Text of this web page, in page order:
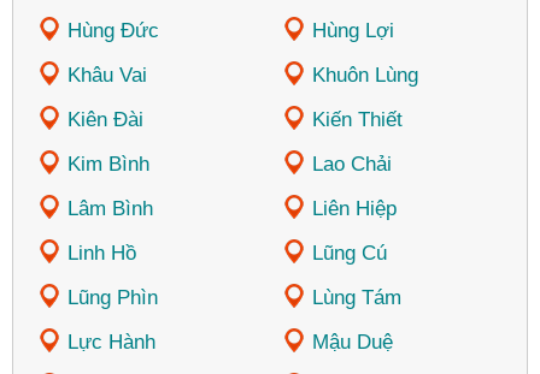
Hùng Đức
Hùng Lợi
Khâu Vai
Khuôn Lùng
Kiên Đài
Kiến Thiết
Kim Bình
Lao Chải
Lâm Bình
Liên Hiệp
Linh Hồ
Lũng Cú
Lũng Phìn
Lùng Tám
Lực Hành
Mậu Duệ